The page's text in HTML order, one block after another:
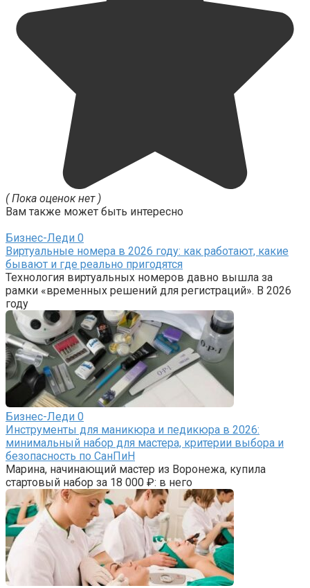
( Пока оценок нет )
Вам также может быть интересно
Бизнес-Леди 0
Виртуальные номера в 2026 году: как работают, какие
бывают и где реально пригодятся
Технология виртуальных номеров давно вышла за
рамки «временных решений для регистраций». В 2026
году
Бизнес-Леди 0
Инструменты для маникюра и педикюра в 2026:
минимальный набор для мастера, критерии выбора и
безопасность по СанПиН
Марина, начинающий мастер из Воронежа, купила
стартовый набор за 18 000 ₽: в него